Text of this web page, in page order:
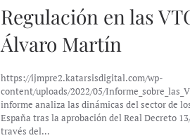
Regulación en las
Álvaro Martín
https://ijmpre2.katarsisdigital.com/wp-
content/uploads/2022/05/
informe analiza las dinámicas del sector de
España tras la aprobación del Real Decreto
través del…